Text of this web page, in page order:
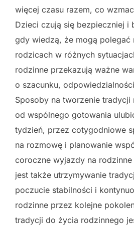
więcej czasu razem, co
Dzieci czują się bezpieczniej i
gdy wiedzą, że mogą polegać
rodzicach w różnych
rodzinne przekazują ważne
o szacunku,
Sposoby na tworzenie
od wspólnego gotowania
tydzień, przez cotygodniowe
na rozmowę i planowanie
coroczne wyjazdy na
jest także utrzymywanie
poczucie stabilności i
rodzinne przez kolejne
tradycji do życia rodzinnego